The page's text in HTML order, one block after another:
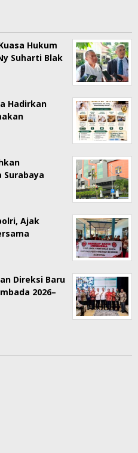
Hukum
Suharti Blak
Hadirkan
Surabaya
Ajak
Direksi Baru
2026–